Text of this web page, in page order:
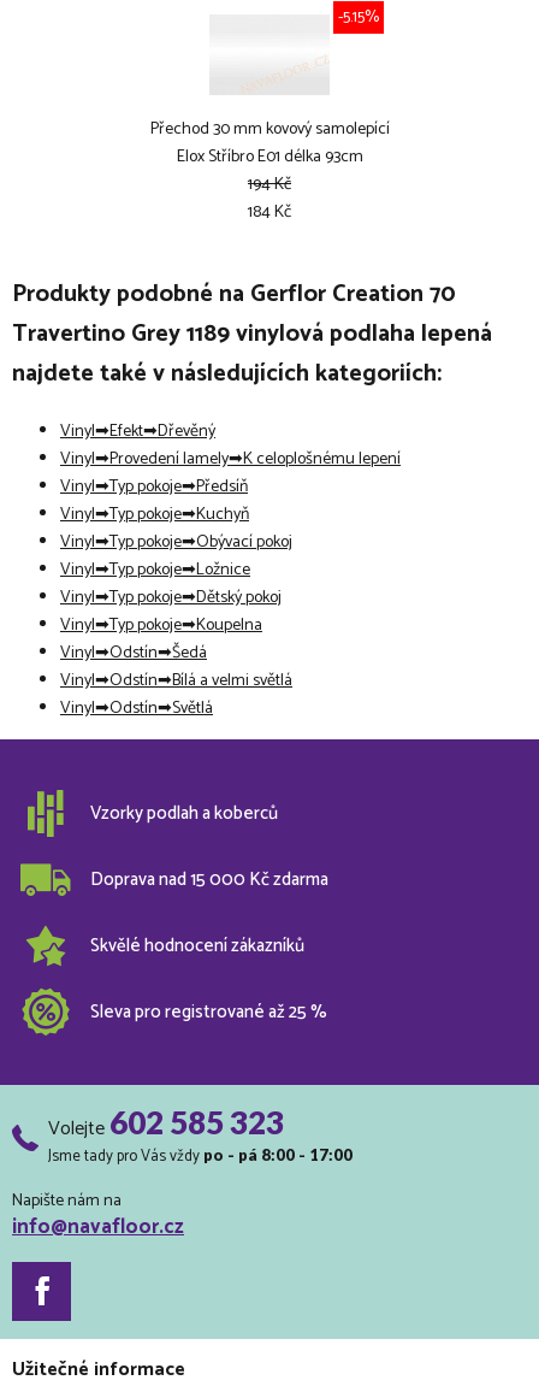
Přechod 30 mm kovový samolepící
Elox Stříbro E01 délka 93cm
-5.15%
194 Kč
184 Kč
Produkty podobné na Gerflor Creation 70
Travertino Grey 1189 vinylová podlaha lepená
najdete také v následujících kategoriích:
Vinyl Efekt Dřevěný
Vinyl Provedení lamely K celoplošnému lepení
Vinyl Typ pokoje Předsíň
Vinyl Typ pokoje Kuchyň
Vinyl Typ pokoje Obývací pokoj
Vinyl Typ pokoje Ložnice
Vinyl Typ pokoje Dětský pokoj
Vinyl Typ pokoje Koupelna
Vinyl Odstín Šedá
Vinyl Odstín Bílá a velmi světlá
Vinyl Odstín Světlá
Vzorky podlah a koberců
Doprava nad 15 000 Kč zdarma
Skvělé hodnocení zákazníků
Sleva pro registrované až 25 %
Volejte602 585 323
Jsme tady pro Vás vždy po - pá 8:00 - 17:00
Napište nám na
info@navafloor.cz
Užitečné informace